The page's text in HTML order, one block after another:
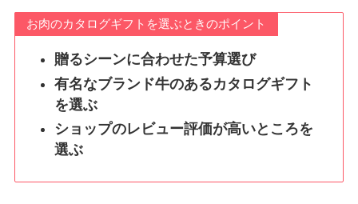
お肉のカタログギフトを選ぶときのポイント
贈るシーンに合わせた予算選び
有名なブランド牛のあるカタログギフト
を選ぶ
ショップのレビュー評価が高いところを
選ぶ